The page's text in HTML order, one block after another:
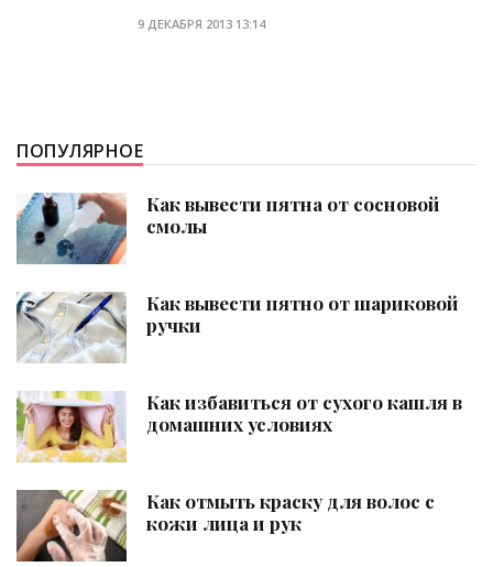
9 ДЕКАБРЯ 2013 13:14
ПОПУЛЯРНОЕ
Как вывести пятна от сосновой
смолы
Как вывести пятно от шариковой
ручки
Как избавиться от сухого кашля в
домашних условиях
Как отмыть краску для волос с
кожи лица и рук